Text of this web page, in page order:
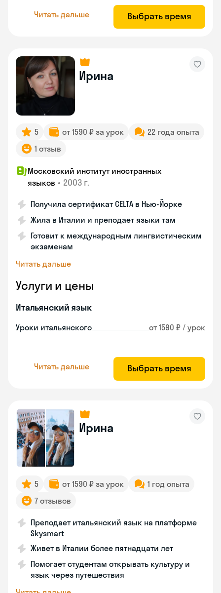
Читать дальше Выбрать время
Ирина
5 от 1590 ₽ за урок
22 года опыта
1 отзыв
Московский институт иностранных
языков • 2003 г.
Получила сертификат CELTA в Нью-Йорке
Жила в Италии и преподает языки там
Готовит к международным лингвистическим
экзаменам
Читать дальше
Услуги и цены
Итальянский язык
Уроки итальянского от 1590 ₽ / урок
Читать дальше Выбрать время
Ирина
5 от 1590 ₽ за урок
1 год опыта
7 отзывов
Преподает итальянский язык на платформе
Skysmart
Живет в Италии более пятнадцати лет
Помогает студентам открывать культуру и
язык через путешествия